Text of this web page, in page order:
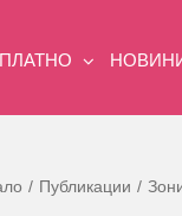
Публикации